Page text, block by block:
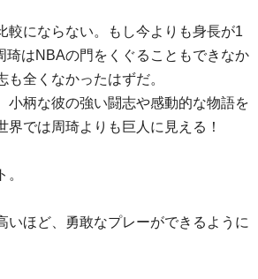
較にならない。もし今よりも身長が1
琦はNBAの門をくぐることもできなか
も全くなかったはずだ。
小柄な彼の強い闘志や感動的な物語を
界では周琦よりも巨人に見える！
いほど、勇敢なプレーができるように